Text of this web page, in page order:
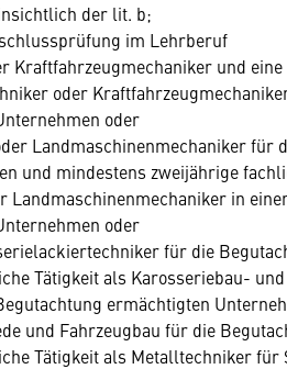
der lit. b;
im Lehrberuf
Kraftfahrzeugmechaniker und
oder
oder
Landmaschinenmechaniker für
und mindestens zweijährige
Landmaschinenmechaniker in
oder
für die
Tätigkeit als Karosseriebau-
ermächtigten
und Fahrzeugbau für die
Tätigkeit als Metalltechniker für